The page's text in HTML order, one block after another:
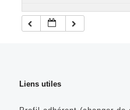
Liens utiles